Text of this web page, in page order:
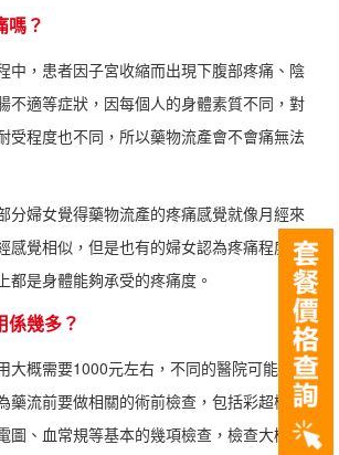
嗎？
中，患者因子宮收縮而出現下腹部疼痛、陰
不適等症狀，因每個人的身體素質不同，對
受程度也不同，所以藥物流產會不會痛無法
分婦女覺得藥物流產的疼痛感覺就像月經來
感覺相似，但是也有的婦女認為疼痛程度超
都是身體能夠承受的疼痛度。
係幾多？
大概需要1000元左右，不同的醫院可能收費
藥流前要做相關的術前檢查，包括彩超檢
圖、血常規等基本的幾項檢查，檢查大概需